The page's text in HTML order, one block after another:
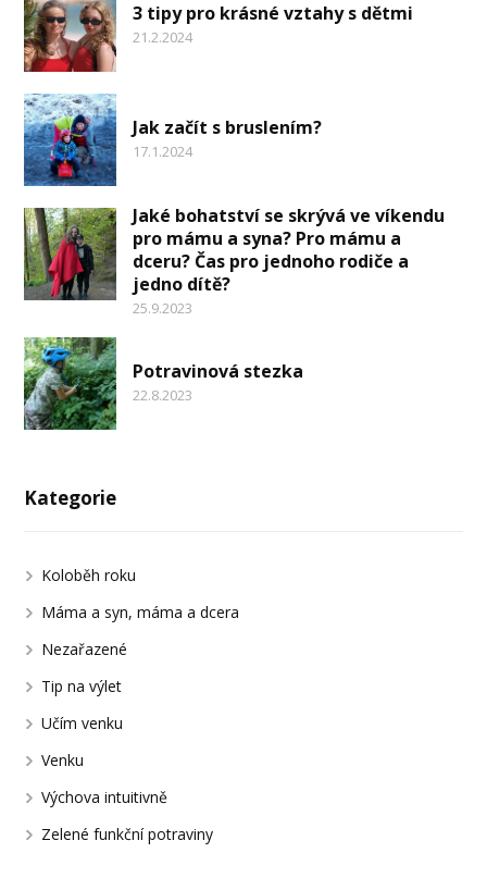
3 tipy pro krásné vztahy s dětmi
21.2.2024
Jak začít s bruslením?
17.1.2024
Jaké bohatství se skrývá ve víkendu
pro mámu a syna? Pro mámu a
dceru? Čas pro jednoho rodiče a
jedno dítě?
25.9.2023
Potravinová stezka
22.8.2023
Kategorie
Koloběh roku
Máma a syn, máma a dcera
Nezařazené
Tip na výlet
Učím venku
Venku
Výchova intuitivně
Zelené funkční potraviny